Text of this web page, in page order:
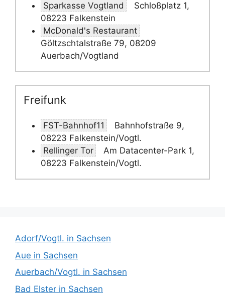
Sparkasse Vogtland
Schloßplatz 1,
08223 Falkenstein
McDonald's Restaurant
Göltzschtalstraße 79, 08209
Auerbach/Vogtland
Freifunk
FST-Bahnhof11
Bahnhofstraße 9,
08223 Falkenstein/Vogtl.
Rellinger Tor
Am Datacenter-Park 1,
08223 Falkenstein/Vogtl.
Adorf/Vogtl. in Sachsen
Aue in Sachsen
Auerbach/Vogtl. in Sachsen
Bad Elster in Sachsen